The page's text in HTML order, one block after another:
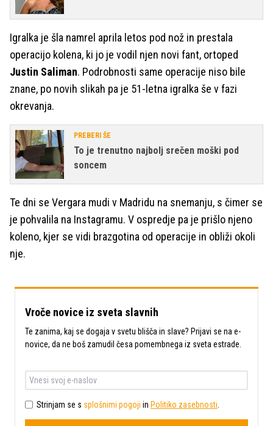
Igralka je šla namrel aprila letos pod nož in prestala
operacijo kolena, ki jo je vodil njen novi fant, ortoped
Justin Saliman. Podrobnosti same operacije niso bile
znane, po novih slikah pa je 51-letna igralka še v fazi
okrevanja.
PREBERI ŠE
To je trenutno najbolj srečen moški pod
soncem
Te dni se Vergara mudi v Madridu na snemanju, s čimer se
je pohvalila na Instagramu. V ospredje pa je prišlo njeno
koleno, kjer se vidi brazgotina od operacije in obliži okoli
nje.
Vroče novice iz sveta slavnih
Te zanima, kaj se dogaja v svetu blišča in slave? Prijavi se na e-
novice, da ne boš zamudil česa pomembnega iz sveta estrade.
Strinjam se s splošnimi pogoji in Politiko zasebnosti